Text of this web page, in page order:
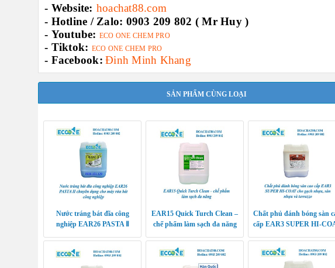
- Website: hoachat88.com
- Hotline / Zalo: 0903 209 802 ( Mr Huy )
- Youtube: ECO ONE CHEM PRO
- Tiktok: ECO ONE CHEM PRO
- Facebook: Đinh Minh Khang
SẢN PHẨM CÙNG LOẠI
Nước tráng bát đĩa công
nghiệp EAR26 PASTA Ⅱ
EAR15 Quick Turch Clean –
chế phẩm làm sạch đa năng
Chất phủ đánh bóng sàn
cấp EAR3 SUPER HI-